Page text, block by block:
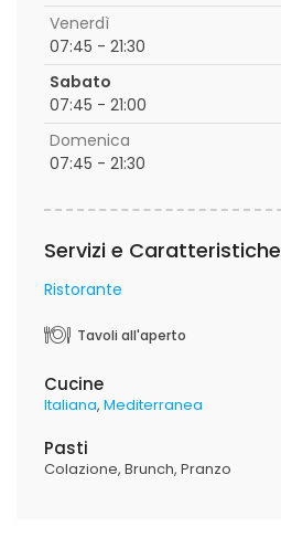
Venerdì
07:45 - 21:30
Sabato
07:45 - 21:00
Domenica
07:45 - 21:30
Servizi e Caratteristiche
Ristorante
Tavoli all'aperto
Cucine
Italiana Mediterranea
Pasti
Colazione Brunch Pranzo